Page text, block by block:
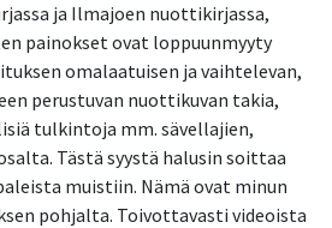
ja Ilmajoen nuottikirjassa,
painokset ovat loppuunmyyty
omalaatuisen ja vaihtelevan,
perustuvan nuottikuvan takia,
tulkintoja mm. sävellajien,
Tästä syystä halusin soittaa
muistiin. Nämä ovat minun
pohjalta. Toivottavasti videoista